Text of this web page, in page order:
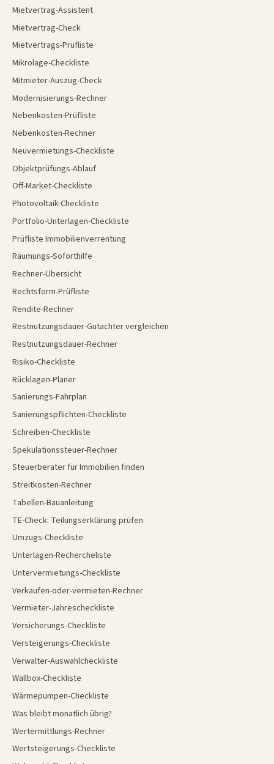
Mietvertrag-Assistent
Mietvertrag-Check
Mietvertrags-Prüfliste
Mikrolage-Checkliste
Mitmieter-Auszug-Check
Modernisierungs-Rechner
Nebenkosten-Prüfliste
Nebenkosten-Rechner
Neuvermietungs-Checkliste
Objektprüfungs-Ablauf
Off-Market-Checkliste
Photovoltaik-Checkliste
Portfolio-Unterlagen-Checkliste
Prüfliste Immobilienverrentung
Räumungs-Soforthilfe
Rechner-Übersicht
Rechtsform-Prüfliste
Rendite-Rechner
Restnutzungsdauer-Gutachter vergleichen
Restnutzungsdauer-Rechner
Risiko-Checkliste
Rücklagen-Planer
Sanierungs-Fahrplan
Sanierungspflichten-Checkliste
Schreiben-Checkliste
Spekulationssteuer-Rechner
Steuerberater für Immobilien finden
Streitkosten-Rechner
Tabellen-Bauanleitung
TE-Check: Teilungserklärung prüfen
Umzugs-Checkliste
Unterlagen-Rechercheliste
Untervermietungs-Checkliste
Verkaufen-oder-vermieten-Rechner
Vermieter-Jahrescheckliste
Versicherungs-Checkliste
Versteigerungs-Checkliste
Verwalter-Auswahlcheckliste
Wallbox-Checkliste
Wärmepumpen-Checkliste
Was bleibt monatlich übrig?
Wertermittlungs-Rechner
Wertsteigerungs-Checkliste